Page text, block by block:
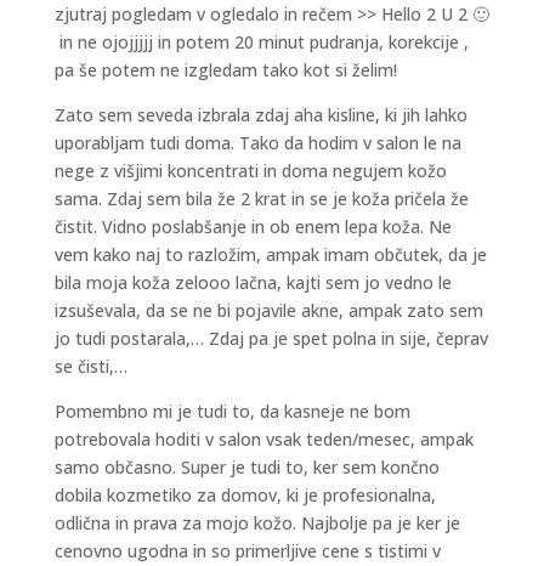
zjutraj pogledam v ogledalo in rečem >> Hello 2 U 2 🙂
in ne ojojjjjj in potem 20 minut pudranja, korekcije ,
pa še potem ne izgledam tako kot si želim!
Zato sem seveda izbrala zdaj aha kisline, ki jih lahko
uporabljam tudi doma. Tako da hodim v salon le na
nege z višjimi koncentrati in doma negujem kožo
sama. Zdaj sem bila že 2 krat in se je koža pričela že
čistit. Vidno poslabšanje in ob enem lepa koža. Ne
vem kako naj to razložim, ampak imam občutek, da je
bila moja koža zelooo lačna, kajti sem jo vedno le
izsuševala, da se ne bi pojavile akne, ampak zato sem
jo tudi postarala,… Zdaj pa je spet polna in sije, čeprav
se čisti,…
Pomembno mi je tudi to, da kasneje ne bom
potrebovala hoditi v salon vsak teden/mesec, ampak
samo občasno. Super je tudi to, ker sem končno
dobila kozmetiko za domov, ki je profesionalna,
odlična in prava za mojo kožo. Najbolje pa je ker je
cenovno ugodna in so primerljive cene s tistimi v